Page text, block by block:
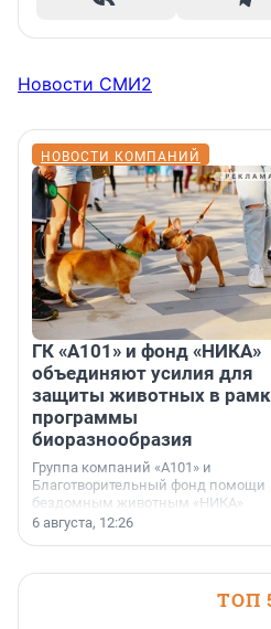
Новости СМИ2
НОВОСТИ КОМПАНИЙ
ГК «А101» и фонд «НИКА»
объединяют усилия для
защиты животных в
программы
биоразнообразия
Группа компаний «А101» и
Благотворительный фонд помощи
бездомным животным «НИКА»
заключили соглашение о
6 августа, 12:26
ТОП